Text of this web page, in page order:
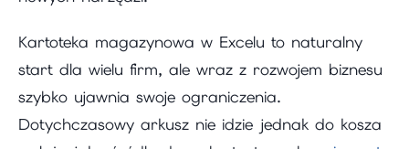
Kartoteka magazynowa w Excelu to naturalny
start dla wielu firm, ale wraz z rozwojem biznesu
szybko ujawnia swoje ograniczenia.
Dotychczasowy arkusz nie idzie jednak do kosza